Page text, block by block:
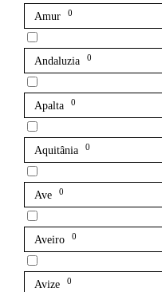
Amur 0
Andaluzia 0
Apalta 0
Aquitânia 0
Ave 0
Aveiro 0
Avize 0